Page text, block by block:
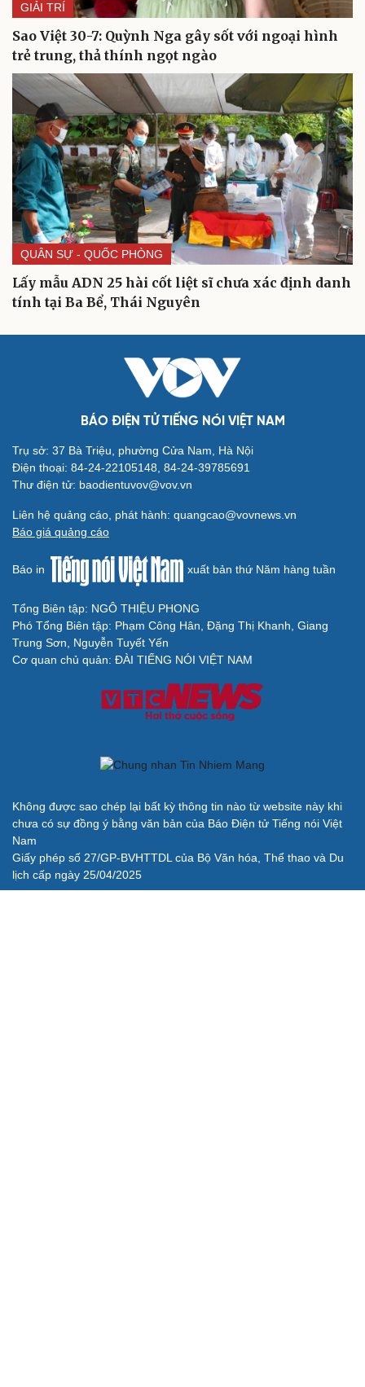
Cải chính
GIẢI TRÍ
Sao Việt 30-7: Quỳnh Nga gây sốt với ngoại hình
trẻ trung, thả thính ngọt ngào
QUÂN SỰ - QUỐC PHÒNG
Lấy mẫu ADN 25 hài cốt liệt sĩ chưa xác định danh
tính tại Ba Bể, Thái Nguyên
BÁO ĐIỆN TỬ TIẾNG NÓI VIỆT NAM
Trụ sở: 37 Bà Triệu, phường Cửa Nam, Hà Nội
Điện thoại: 84-24-22105148, 84-24-39785691
Thư điện tử: baodientuvov@vov.vn
Liên hệ quảng cáo, phát hành: quangcao@vovnews.vn
Báo giá quảng cáo
Báo in xuất bản thứ Năm hàng tuần
Tổng Biên tập: NGÔ THIỆU PHONG
Phó Tổng Biên tập: Phạm Công Hân, Đặng Thị Khanh, Giang
Trung Sơn, Nguyễn Tuyết Yến
Cơ quan chủ quản: ĐÀI TIẾNG NÓI VIỆT NAM
Không được sao chép lại bất kỳ thông tin nào từ website này khi
chưa có sự đồng ý bằng văn bản của Báo Điện tử Tiếng nói Việt
Nam
Giấy phép số 27/GP-BVHTTDL của Bộ Văn hóa, Thể thao và Du
lịch cấp ngày 25/04/2025